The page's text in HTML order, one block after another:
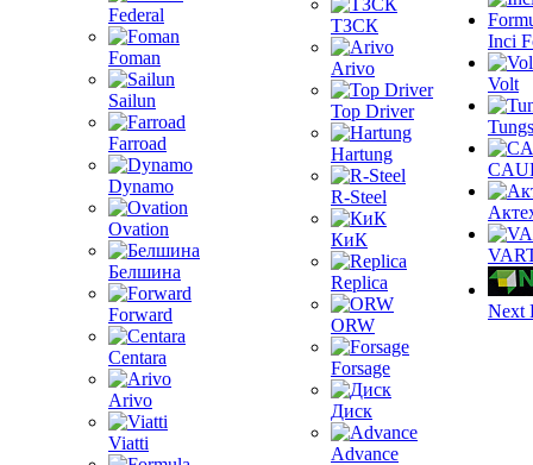
Federal
Foman
Sailun
Farroad
Dynamo
Ovation
Белшина
Forward
Centara
Arivo
Viatti
ТЗСК
Arivo
Top Driver
Hartung
R-Steel
КиК
Replica
ORW
Forsage
Диск
Advance
Inci
Volt
Next